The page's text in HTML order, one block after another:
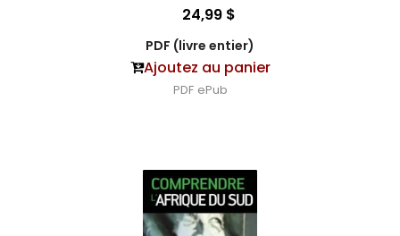
24,99 $
PDF (livre entier)
Ajoutez au panier
PDF ePub